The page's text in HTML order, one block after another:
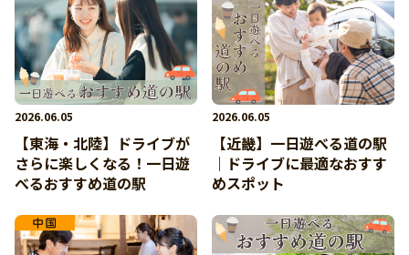
2026.06.05
【東海・北陸】ドライブが
さらに楽しくなる！一日遊
べるおすすめ道の駅
2026.06.05
【近畿】一日遊べる道の駅
｜ドライブに最適なおすす
めスポット